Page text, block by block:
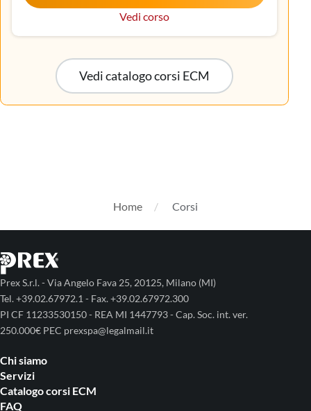
libera scelta), Tecnico sanitario di radiologia medica
Vedi corso
Vedi catalogo corsi ECM
Home Corsi
Prex S.r.l. - Via Angelo Fava 25, 20125, Milano (MI)
Tel. +39.02.67972.1 - Fax. +39.02.67972.300
PI CF 11233530150 - REA MI 1447793 - Cap. Soc. int. ver.
250.000€ PEC prexspa@legalmail.it
Chi siamo
Servizi
Catalogo corsi ECM
FAQ